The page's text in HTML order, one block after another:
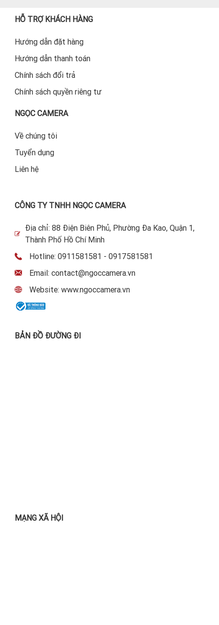
HỖ TRỢ KHÁCH HÀNG
Hướng dẫn đặt hàng
Hướng dẫn thanh toán
Chính sách đổi trả
Chính sách quyền riêng tư
NGỌC CAMERA
Về chúng tôi
Tuyển dụng
Liên hệ
CÔNG TY TNHH NGỌC CAMERA
Địa chỉ: 88 Điện Biên Phủ, Phường Đa Kao, Quận 1,
Thành Phố Hồ Chí Minh
Hotline: 0911581581 - 0917581581
Email: contact@ngoccamera.vn
Website: www.ngoccamera.vn
BẢN ĐỒ ĐƯỜNG ĐI
MẠNG XÃ HỘI